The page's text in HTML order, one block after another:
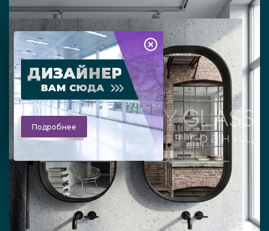
ДИЗАЙНЕР
ВАМ СЮДА
Подробнее